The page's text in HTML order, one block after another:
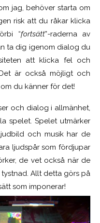
jag, behöver starta om
risk att du råkar klicka
“fortsätt”-raderna av
ta dig igenom dialog du
att klicka fel och
är också möjligt och
du känner för det!
och dialog i allmänhet,
spelet. Spelet utmärker
och musik har de
ljudspår som fördjupar
de vet också när de
Allt detta görs på
som imponerar!